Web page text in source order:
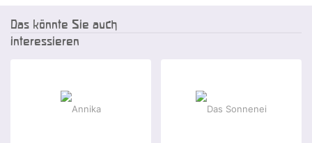
Das könnte Sie auch
interessieren